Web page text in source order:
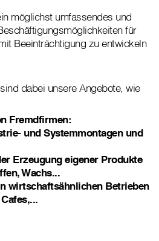
möglichst umfassendes und
für
Beeinträchtigung zu entwickeln
dabei unsere Angebote, wie
Fremdfirmen:
und Systemmontagen und
Erzeugung eigener Produkte
Wachs...
wirtschaftsähnlichen Betrieben